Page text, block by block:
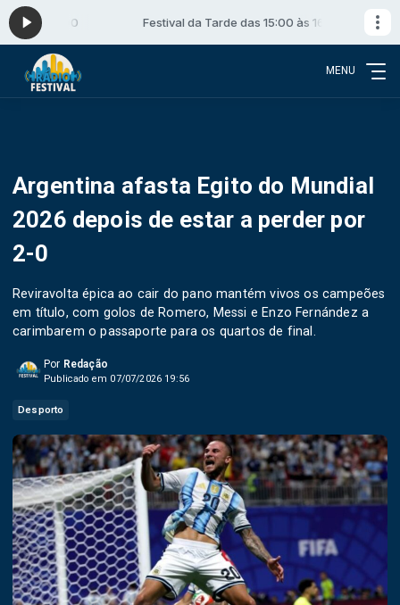
às 16:00 Festival da Tarde das 15:00 às 16:00
MENU
Argentina afasta Egito do Mundial
2026 depois de estar a perder por
2-0
Reviravolta épica ao cair do pano mantém vivos os campeões
em título, com golos de Romero, Messi e Enzo Fernández a
carimbarem o passaporte para os quartos de final.
Por Redação
Publicado em 07/07/2026 19:56
Desporto